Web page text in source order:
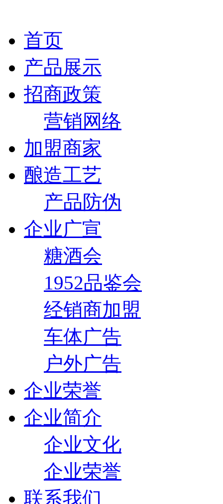
首页
产品展示
招商政策
营销网络
加盟商家
酿造工艺
产品防伪
企业广宣
糖酒会
1952品鉴会
经销商加盟
车体广告
户外广告
企业荣誉
企业简介
企业文化
企业荣誉
联系我们